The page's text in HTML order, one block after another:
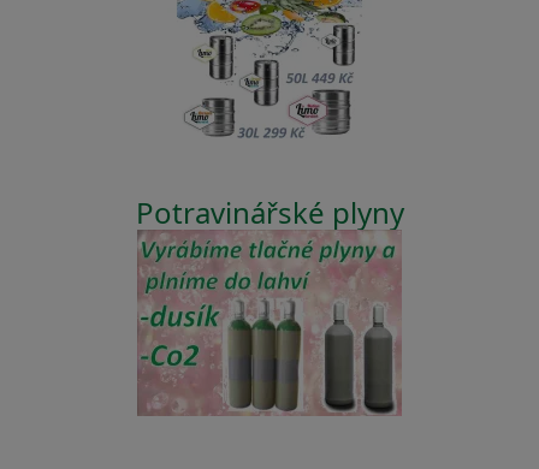
Potravinářské plyny